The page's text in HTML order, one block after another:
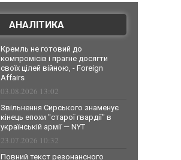
АНАЛІТИКА
Кремль не готовий до
компромісів і прагне досягти
своїх цілей війною, - Foreign
Affairs
03.08.2026 13:02
Звільнення Сирського знаменує
кінець епохи "старої гвардії" в
українській армії — NYT
23.07.2026 10:32
Повний текст резонансного